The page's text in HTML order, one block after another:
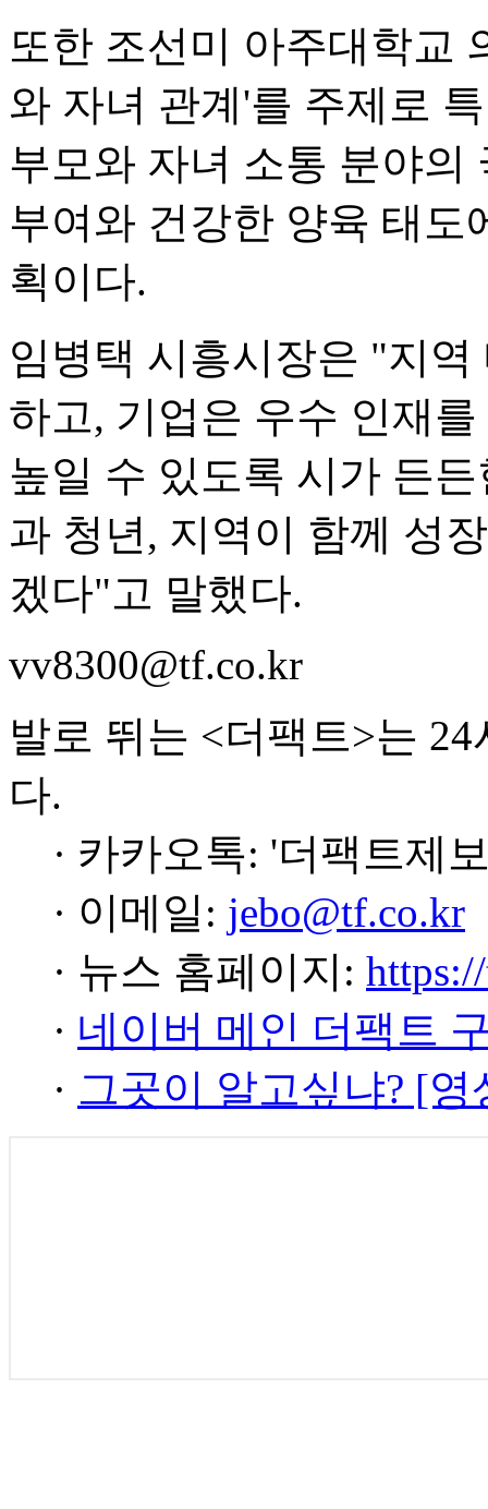
또한 조선미 아주대학교
와 자녀 관계'를 주제로
부모와 자녀 소통 분야의
부여와 건강한 양육 태도
획이다.
임병택 시흥시장은 "지
하고, 기업은 우수 인재
높일 수 있도록 시가 든
과 청년, 지역이 함께 성
겠다"고 말했다.
vv8300@tf.co.kr
발로 뛰는 <더팩트>는
다.
· 카카오톡: '더팩트제
· 이메일: jebo@tf.co.kr
· 뉴스 홈페이지:
· 네이버 메인 더팩트
· 그곳이 알고싶냐? [